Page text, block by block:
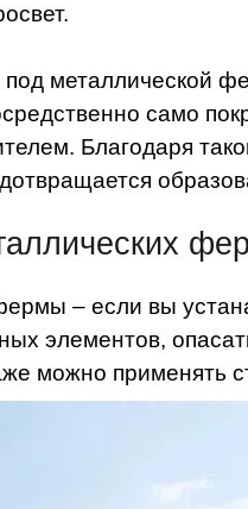
под металлической
само
Благодаря
– если вы
элементов,
можно применять